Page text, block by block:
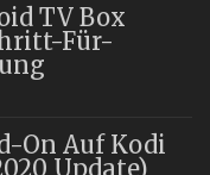
TV Box
Für-
On Auf Kodi
Update)